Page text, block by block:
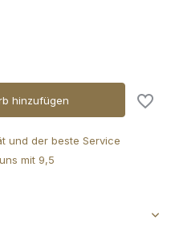
hinzufügen
und der beste Service
mit 9,5